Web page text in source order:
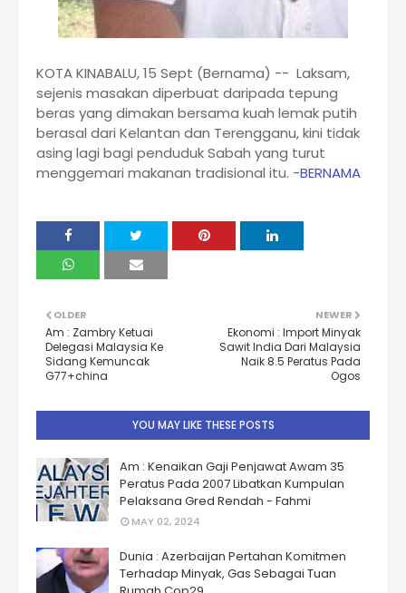
KOTA KINABALU, 15 Sept (Bernama) -- Laksam,
sejenis masakan diperbuat daripada tepung
beras yang dimakan bersama kuah lemak putih
berasal dari Kelantan dan Terengganu, kini tidak
asing lagi bagi penduduk Sabah yang turut
menggemari makanan tradisional itu. -BERNAMA
NEWER
Ekonomi : Import Minyak
Sawit India Dari Malaysia
Naik 8.5 Peratus Pada
Ogos
OLDER
Am : Zambry Ketuai
Delegasi Malaysia Ke
Sidang Kemuncak
G77+china
YOU MAY LIKE THESE POSTS
Am : Kenaikan Gaji Penjawat Awam 35
Peratus Pada 2007 Libatkan Kumpulan
Pelaksana Gred Rendah - Fahmi
MAY 02, 2024
Dunia : Azerbaijan Pertahan Komitmen
Terhadap Minyak, Gas Sebagai Tuan